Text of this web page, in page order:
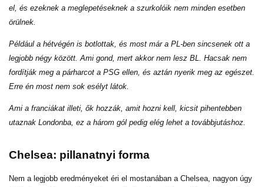
el, és ezeknek a meglepetéseknek a szurkolóik nem minden esetben
örülnek.
Például a hétvégén is botlottak, és most már a PL-ben sincsenek ott a
legjobb négy között. Ami gond, mert akkor nem lesz BL. Hacsak nem
fordítják meg a párharcot a PSG ellen, és aztán nyerik meg az egészet.
Erre én most nem sok esélyt látok.
Ami a franciákat illeti, ők hozzák, amit hozni kell, kicsit pihentebben
utaznak Londonba, ez a három gól pedig elég lehet a továbbjutáshoz.
Chelsea: pillanatnyi forma
Nem a legjobb eredményeket éri el mostanában a Chelsea, nagyon úgy